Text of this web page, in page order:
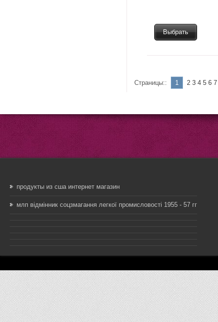
Выбрать
Страницы:: 1 2 3 4 5 6
продукты из сша интернет магазин
млп відмінник соцзмагання легкої промисловості 1955 - 57 гг